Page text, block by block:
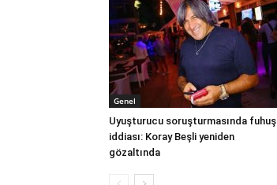
Genel
Uyuşturucu soruşturmasında fuhuş
iddiası: Koray Beşli yeniden
gözaltında